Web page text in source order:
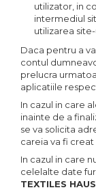
utilizator, in
intermediul
utilizarea site-
Daca pentru a
contul
prelucra
aplicatiile
In cazul in care
inainte de a
se va solicita
careia va fi
In cazul in care
celelalte date
TEXTILES